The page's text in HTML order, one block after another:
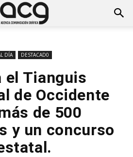
DÍA DESTACAD0
el Tianguis
de Occidente
de 500
y un concurso